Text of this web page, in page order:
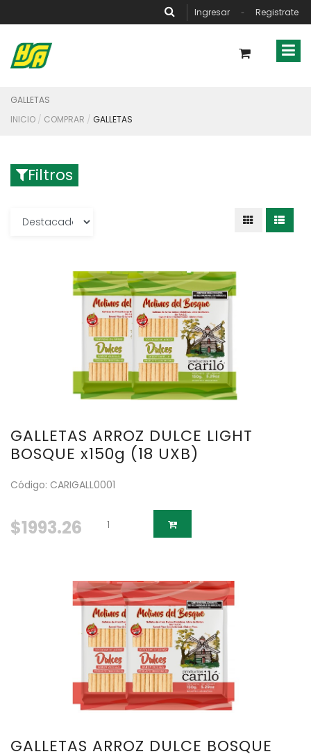
Ingresar - Registrate
GALLETAS
INICIO
COMPRAR GALLETAS
Filtros
GALLETAS ARROZ DULCE LIGHT
BOSQUE x150g (18 UXB)
Código: CARIGALL0001
$1993.26
GALLETAS ARROZ DULCE BOSQUE